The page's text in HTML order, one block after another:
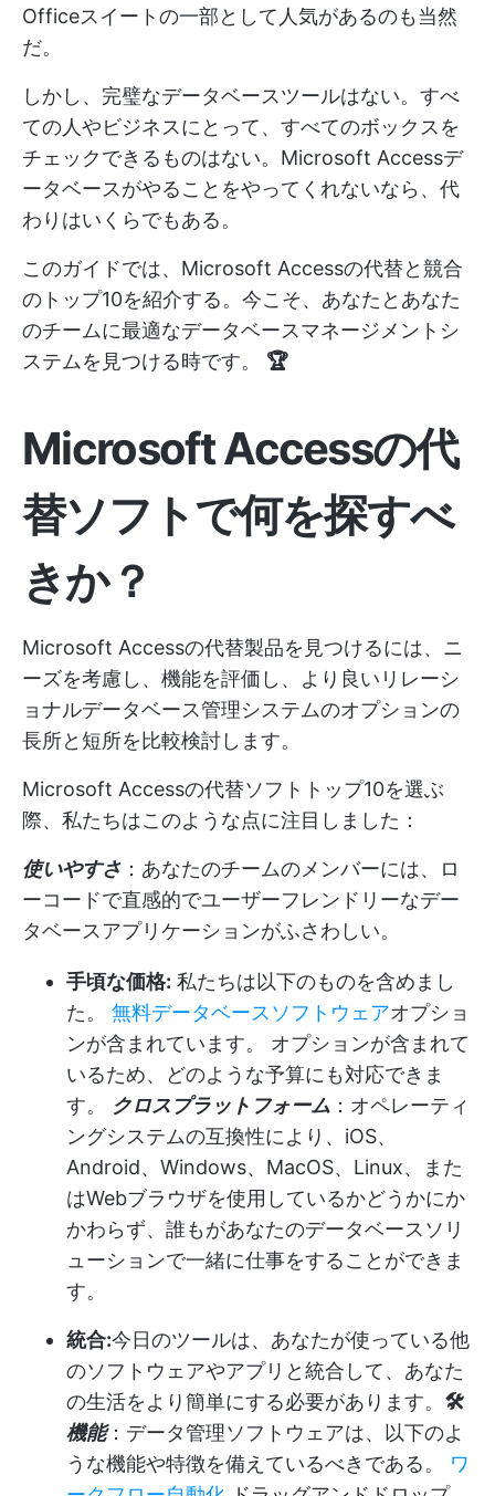
Officeスイートの一部として人気があるのも当然
だ。
しかし、完璧なデータベースツールはない。すべ
ての人やビジネスにとって、すべてのボックスを
チェックできるものはない。Microsoft Accessデ
ータベースがやることをやってくれないなら、代
わりはいくらでもある。
このガイドでは、Microsoft Accessの代替と競合
のトップ10を紹介する。今こそ、あなたとあなた
のチームに最適なデータベースマネージメントシ
ステムを見つける時です。 🏆
Microsoft Accessの代
替ソフトで何を探すべ
きか？
Microsoft Accessの代替製品を見つけるには、ニ
ーズを考慮し、機能を評価し、より良いリレーシ
ョナルデータベース管理システムのオプションの
長所と短所を比較検討します。
Microsoft Accessの代替ソフトトップ10を選ぶ
際、私たちはこのような点に注目しました：
使いやすさ ：あなたのチームのメンバーには、ロ
ーコードで直感的でユーザーフレンドリーなデー
タベースアプリケーションがふさわしい。
手頃な価格: 私たちは以下のものを含めまし
た。 無料データベースソフトウェアオプショ
ンが含まれています。 オプションが含まれて
いるため、どのような予算にも対応できま
す。
クロスプラットフォーム ：オペレーティ
ングシステムの互換性により、iOS、
Android、Windows、MacOS、Linux、また
はWebブラウザを使用しているかどうかにか
かわらず、誰もがあなたのデータベースソリ
ューションで一緒に仕事をすることができま
す。
統合:今日のツールは、あなたが使っている他
のソフトウェアやアプリと統合して、あなた
の生活をより簡単にする必要があります。 🛠️
機能：データ管理ソフトウェアは、以下のよ
うな機能や特徴を備えているべきである。 ワ